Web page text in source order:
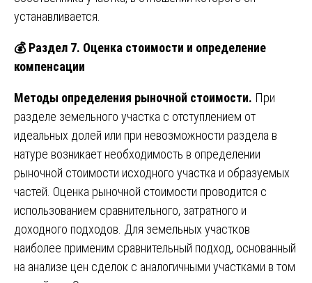
устанавливается.
💰Раздел 7. Оценка стоимости и определение
компенсации
Методы определения рыночной стоимости. При
разделе земельного участка с отступлением от
идеальных долей или при невозможности раздела в
натуре возникает необходимость в определении
рыночной стоимости исходного участка и образуемых
частей. Оценка рыночной стоимости проводится с
использованием сравнительного, затратного и
доходного подходов. Для земельных участков
наиболее применим сравнительный подход, основанный
на анализе цен сделок с аналогичными участками в том